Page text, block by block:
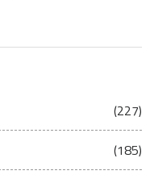
(227)
(185)